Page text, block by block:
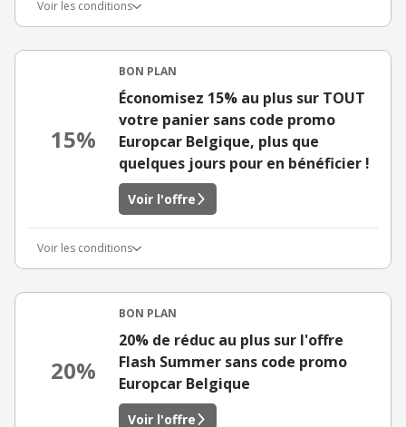
Voir les conditions
15%
BON PLAN
Économisez 15% au plus sur TOUT
votre panier sans code promo
Europcar Belgique, plus que
quelques jours pour en bénéficier !
Voir l'offre
Voir les conditions
20%
BON PLAN
20% de réduc au plus sur l'offre
Flash Summer sans code promo
Europcar Belgique
Voir l'offre